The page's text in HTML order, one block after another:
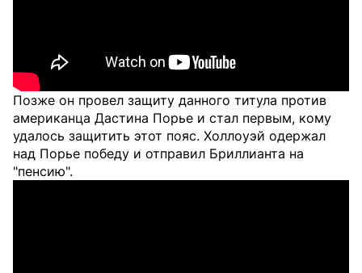
Позже он провел защиту данного титула против
американца Дастина Порье и стал первым, кому
удалось защитить этот пояс. Холлоуэй одержал
над Порье победу и отправил Бриллианта на
"пенсию".